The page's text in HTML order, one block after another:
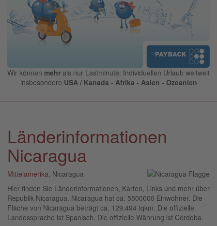
Wir können mehr als nur Lastminute: Individuellen Urlaub weltweit
insbesondere USA / Kanada - Afrika - Asien - Ozeanien
Länderinformationen
Nicaragua
Mittelamerika , Nicaragua
Hier finden Sie Länderinformationen, Karten, Links und mehr über
Republik Nicaragua. Nicaragua hat ca. 5500000 Einwohner. Die
Fläche von Nicaragua beträgt ca. 129.494 tqkm. Die offizielle
Landessprache ist Spanisch. Die offizielle Währung ist Córdoba.